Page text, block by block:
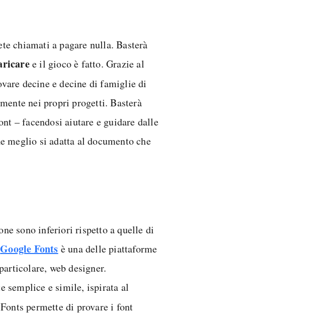
chiamati a pagare nulla. Basterà
e il gioco è fatto. Grazie al
decine e decine di famiglie di
nei propri progetti. Basterà
– facendosi aiutare e guidare dalle
meglio si adatta al documento che
sono inferiori rispetto a quelle di
Google Fonts è una delle piattaforme
web designer.
semplice e simile, ispirata al
permette di provare i font